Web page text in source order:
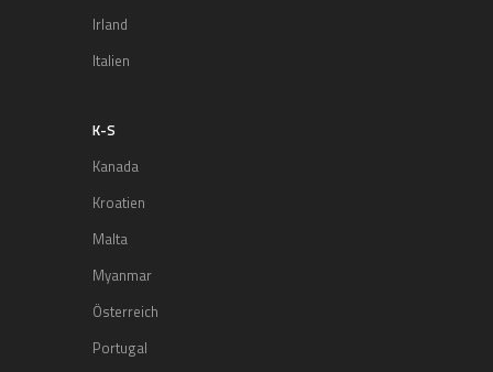
Irland
Italien
K-S
Kanada
Kroatien
Malta
Myanmar
Österreich
Portugal